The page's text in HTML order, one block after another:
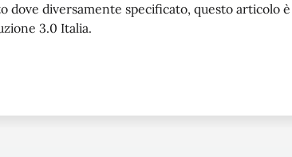
dove diversamente specificato, questo articolo
3.0 Italia.